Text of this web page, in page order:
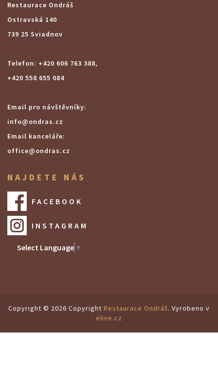
Restaurace Ondráš
Ostravská 140
739 25 Sviadnov
Telefon: +420 606 763 388,
+420 558 655 084
Email pro návštěvníky:
info@ondras.cz
Email kanceláře:
office@ondras.cz
NAJDETE NÁS
FACEBOOK
INSTAGRAM
Select Language ▼
Copyright © 2026 Copyright Restaurace Ondráš. Vyrobeno v
eline.cz